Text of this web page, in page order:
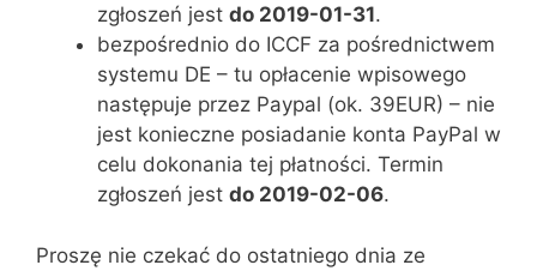
zgłoszeń jest do 2019-01-31.
bezpośrednio do ICCF za pośrednictwem
systemu DE – tu opłacenie wpisowego
następuje przez Paypal (ok. 39EUR) – nie
jest konieczne posiadanie konta PayPal w
celu dokonania tej płatności. Termin
zgłoszeń jest do 2019-02-06.
Proszę nie czekać do ostatniego dnia ze